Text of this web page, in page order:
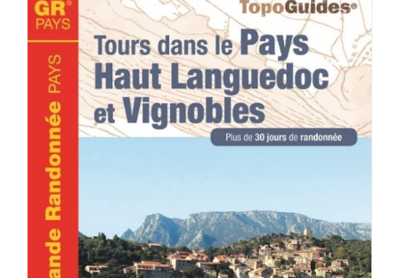
ACHETER LE PRODUIT / DÉTAILS